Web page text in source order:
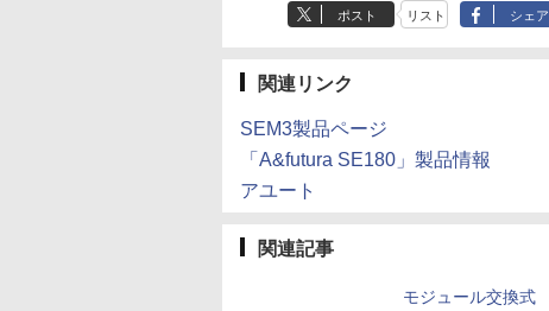
ポスト リスト シェア
関連リンク
SEM3製品ページ
「A&futura SE180」製品情報
アユート
関連記事
モジュール交換式